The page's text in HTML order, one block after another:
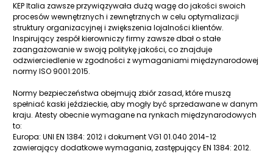
KEP Italia zawsze przywiązywała dużą wagę do jakości swoich
procesów wewnętrznych i zewnętrznych w celu optymalizacji
struktury organizacyjnej i zwiększenia lojalności klientów.
Inspirujący zespół kierowniczy firmy zawsze dbał o stałe
zaangażowanie w swoją politykę jakości, co znajduje
odzwierciedlenie w zgodności z wymaganiami międzynarodowej
normy ISO 9001:2015.
Normy bezpieczeństwa obejmują zbiór zasad, które muszą
spełniać kaski jeździeckie, aby mogły być sprzedawane w danym
kraju. Atesty obecnie wymagane na rynkach międzynarodowych
to:
Europa: UNI EN 1384: 2012 i dokument VG1 01.040 2014-12
zawierający dodatkowe wymagania, zastępujący EN 1384: 2012.